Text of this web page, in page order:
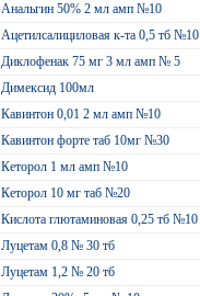
Анальгин 50% 2 мл амп №10
Ацетилсалициловая к-та 0,5 тб №10
Диклофенак 75 мг 3 мл амп № 5
Димексид 100мл
Кавинтон 0,01 2 мл амп №10
Кавинтон форте таб 10мг №30
Кеторол 1 мл амп №10
Кеторол 10 мг таб №20
Кислота глютаминовая 0,25 тб №10
Луцетам 0,8 № 30 тб
Луцетам 1,2 № 20 тб